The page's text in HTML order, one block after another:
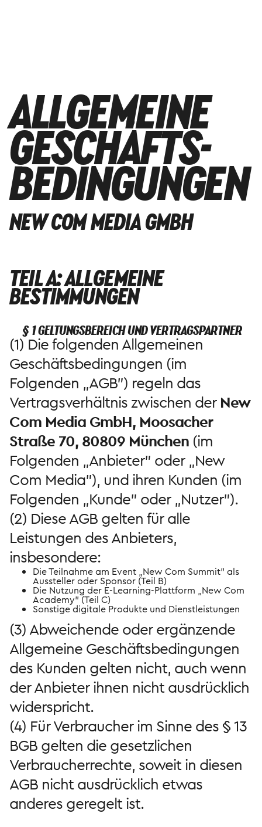
ALLGEMEINE
GESCHÄFTS-
BEDINGUNGEN
NEW COM MEDIA GMBH
TEIL A: ALLGEMEINE
BESTIMMUNGEN
§ 1 GELTUNGSBEREICH UND VERTRAGSPARTNER
(1) Die folgenden Allgemeinen
Geschäftsbedingungen (im
Folgenden „AGB") regeln das
Vertragsverhältnis zwischen derNew
Com Media GmbH, Moosacher
Straße 70, 80809 München (im
Folgenden „Anbieter" oder „New
Com Media"), und ihren Kunden (im
Folgenden „Kunde" oder „Nutzer").
(2) Diese AGB gelten für alle
Leistungen des Anbieters,
insbesondere:
Die Teilnahme am Event „New Com Summit" als
Aussteller oder Sponsor (Teil B)
Die Nutzung der E-Learning-Plattform „New Com
Academy" (Teil C)
Sonstige digitale Produkte und Dienstleistungen
(3) Abweichende oder ergänzende
Allgemeine Geschäftsbedingungen
des Kunden gelten nicht, auch wenn
der Anbieter ihnen nicht ausdrücklich
widerspricht.
(4) Für Verbraucher im Sinne des § 13
BGB gelten die gesetzlichen
Verbraucherrechte, soweit in diesen
AGB nicht ausdrücklich etwas
anderes geregelt ist.